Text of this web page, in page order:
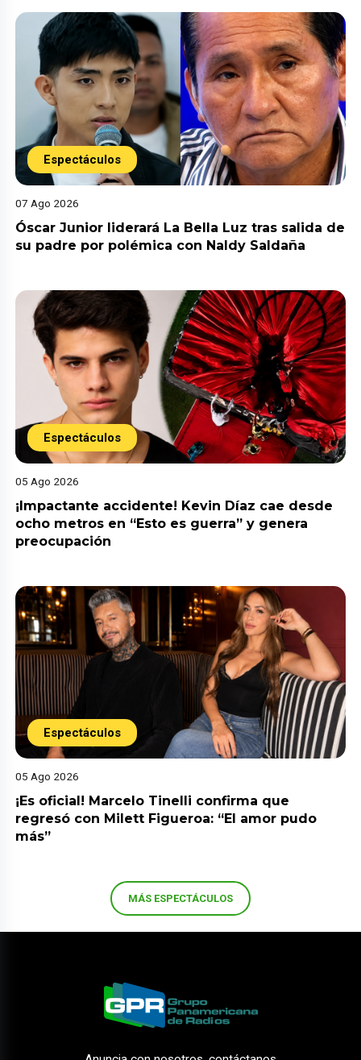
Espectáculos
07 Ago 2026
Óscar Junior liderará La Bella Luz tras salida de
su padre por polémica con Naldy Saldaña
Espectáculos
05 Ago 2026
¡Impactante accidente! Kevin Díaz cae desde
ocho metros en “Esto es guerra” y genera
preocupación
Espectáculos
05 Ago 2026
¡Es oficial! Marcelo Tinelli confirma que
regresó con Milett Figueroa: “El amor pudo
más”
MÁS ESPECTÁCULOS